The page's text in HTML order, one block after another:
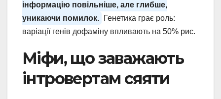
інформацію повільніше, але глибше,
уникаючи помилок.
Генетика грає роль:
варіації генів дофаміну впливають на 50% рис.
Міфи, що заважають
інтровертам сяяти